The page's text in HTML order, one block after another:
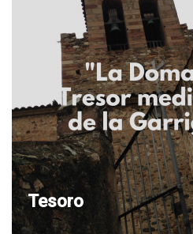
Tesoro